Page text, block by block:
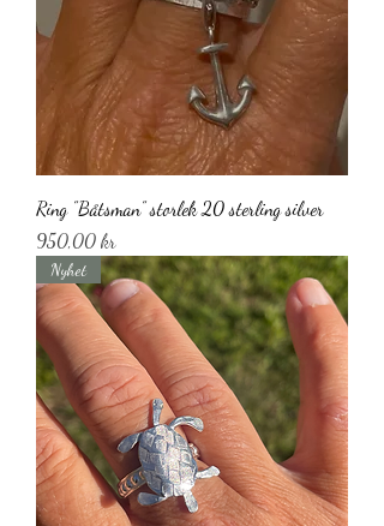
Ring ”Båtsman” storlek 20 sterling silver
Pris
950,00 kr
Nyhet